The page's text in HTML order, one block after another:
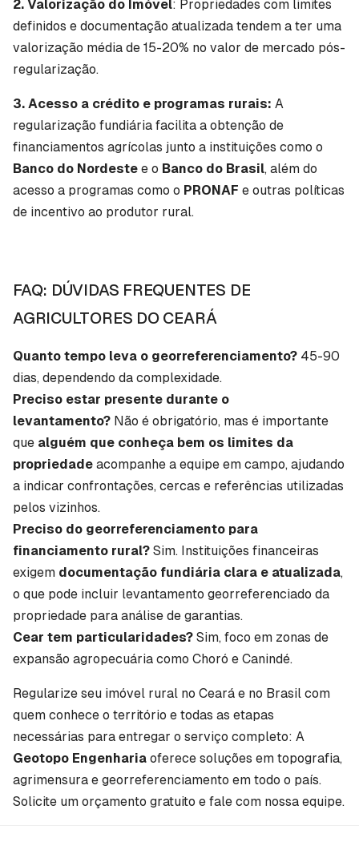
2. Valorização do Imóvel: Propriedades com limites
definidos e documentação atualizada tendem a ter uma
valorização média de 15-20% no valor de mercado pós-
regularização.
3. Acesso a crédito e programas rurais: A
regularização fundiária facilita a obtenção de
financiamentos agrícolas junto a instituições como o
Banco do Nordeste e o Banco do Brasil, além do
acesso a programas como o PRONAF e outras políticas
de incentivo ao produtor rural.
FAQ: DÚVIDAS FREQUENTES DE
AGRICULTORES DO CEARÁ
Quanto tempo leva o georreferenciamento? 45-90
dias, dependendo da complexidade.
Preciso estar presente durante o
levantamento? Não é obrigatório, mas é importante
que alguém que conheça bem os limites da
propriedade acompanhe a equipe em campo, ajudando
a indicar confrontações, cercas e referências utilizadas
pelos vizinhos.
Preciso do georreferenciamento para
financiamento rural? Sim. Instituições financeiras
exigem documentação fundiária clara e atualizada,
o que pode incluir levantamento georreferenciado da
propriedade para análise de garantias.
Cear tem particularidades? Sim, foco em zonas de
expansão agropecuária como Choró e Canindé.
Regularize seu imóvel rural no Ceará e no Brasil com
quem conhece o território e todas as etapas
necessárias para entregar o serviço completo: A
Geotopo Engenharia oferece soluções em topografia,
agrimensura e georreferenciamento em todo o país.
Solicite um orçamento gratuito e fale com nossa equipe.